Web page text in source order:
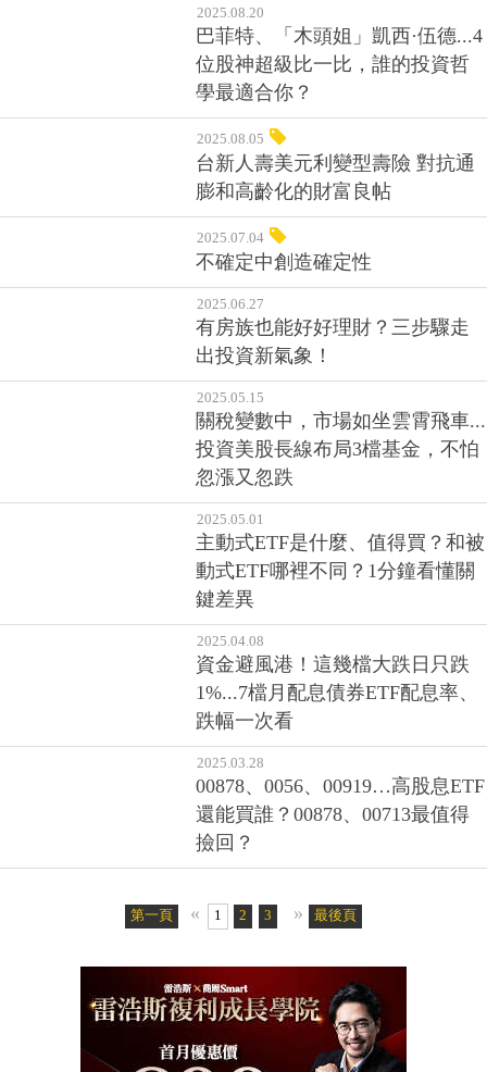
2025.08.20
巴菲特、「木頭姐」凱西·伍德...4
位股神超級比一比，誰的投資哲
學最適合你？
2025.08.05
台新人壽美元利變型壽險 對抗通
膨和高齡化的財富良帖
2025.07.04
不確定中創造確定性
2025.06.27
有房族也能好好理財？三步驟走
出投資新氣象！
2025.05.15
關稅變數中，市場如坐雲霄飛車...
投資美股長線布局3檔基金，不怕
忽漲又忽跌
2025.05.01
主動式ETF是什麼、值得買？和被
動式ETF哪裡不同？1分鐘看懂關
鍵差異
2025.04.08
資金避風港！這幾檔大跌日只跌
1%...7檔月配息債券ETF配息率、
跌幅一次看
2025.03.28
00878、0056、00919…高股息ETF
還能買誰？00878、00713最值得
撿回？
第一頁 « 1 2 3 4 5 6
» 最後頁